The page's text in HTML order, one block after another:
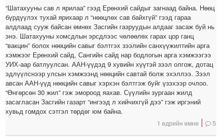
“Шатахууны сав л ярилаа” гээд Ерөнхий сайдыг загнаад байна. Нөөц
бүрдүүлэх тухай ярихаар л “нөөцлөх сав байхгүй” гээд гараа
алдлаад сууж байсан өмнөх Засгийн газруудын алдааг засаж буй нь
энэ. Шатахууны хомсдлын эрсдлээс чөлөөлөх гарах цор ганц
“вакцин” болох нөөцийн савыг бэлтгэх зээлийн санхүүжилтийн арга
хэмжээг Ерөнхий сайд, Сангийн сайд нар бодлогын арга хэмжээгээ
УИХ-аар батлуулсан. ААН-үүдэд 9 хувийн хүүтэй зээл олгож, дотац
эдлүүлснээр улсын хэмжээнд нөөцийн савтай болж эхэллээ. Зээл
авсан ААН-үүд нөөцийн савыг хэрхэн бэлтгэж буйг үзэхээр очлоо.
“Өнгөрсөн 30 жил” гэж эмороод яахав. Сүүлийн зургаан жилд
засагласан Засгийн газарт “ингээд л хийчихгүй дээ” гэж иргэний
хувьд гомдох сэтгэл төрдөг юм байна.
1 өдрийн өмнө 5